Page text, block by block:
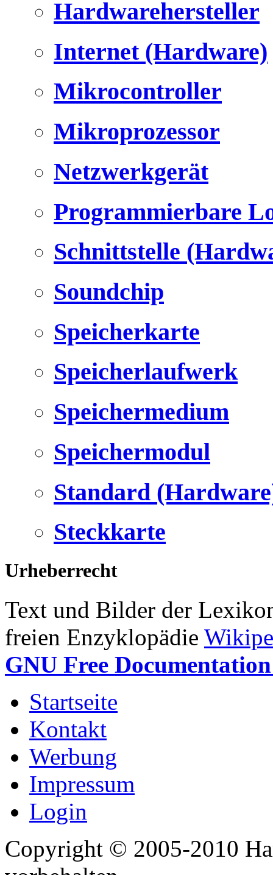
Hardwarehersteller
Internet (Hardware)
Mikrocontroller
Mikroprozessor
Netzwerkgerät
Programmierbare
Schnittstelle
Soundchip
Speicherkarte
Speicherlaufwerk
Speichermedium
Speichermodul
Standard
Steckkarte
Urheberrecht
Text und Bilder der
freien Enzyklopädie
GNU Free
Startseite
Kontakt
Werbung
Impressum
Login
Copyright © 2005-2010